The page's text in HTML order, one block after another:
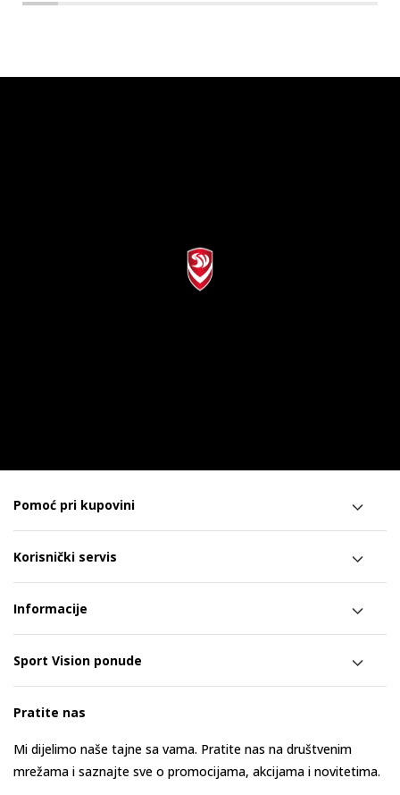
Pomoć pri kupovini
Korisnički servis
Informacije
Sport Vision ponude
Pratite nas
Mi dijelimo naše tajne sa vama. Pratite nas na društvenim
mrežama i saznajte sve o promocijama, akcijama i novitetima.